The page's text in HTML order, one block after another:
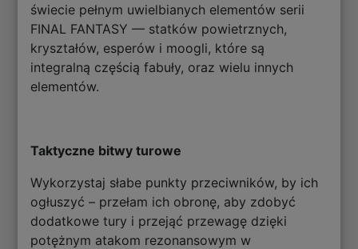
świecie pełnym uwielbianych elementów serii
FINAL FANTASY — statków powietrznych,
kryształów, esperów i moogli, które są
integralną częścią fabuły, oraz wielu innych
elementów.
Taktyczne bitwy turowe
Wykorzystaj słabe punkty przeciwników, by ich
ogłuszyć – przełam ich obronę, aby zdobyć
dodatkowe tury i przejąć przewagę dzięki
potężnym atakom rezonansowym w